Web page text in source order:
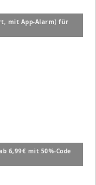
mit App-Alarm) für
6,99€ mit 50%-Code